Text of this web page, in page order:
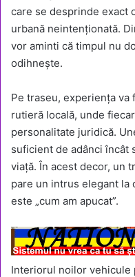
care se desprinde exact
urbană neintenționată.
vor aminti că timpul nu
odihnește.
Pe traseu, experiența
rutieră locală, unde
personalitate juridică.
suficient de adânci încât
viață. În acest decor, un
pare un intrus elegant
este „cum am apucat”.
Interiorul noilor vehicule